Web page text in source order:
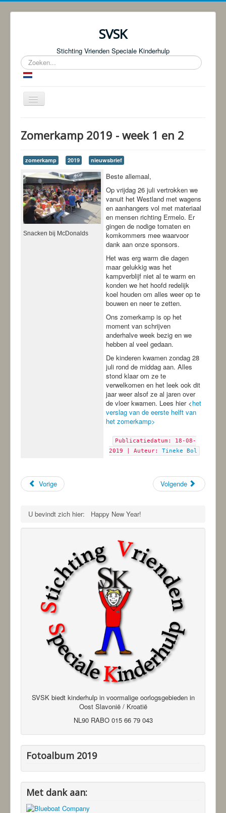
SVSK
Stichting Vrienden Speciale Kinderhulp
Zoeken...
Schakelen
navigatie
Over ons
Fotoboeken | Foto Knjige
Donaties
Bingo!
Projecten
-ANBI-
Zomerkamp 2019 - week 1 en 2
zomerkamp 2019 nieuwsbrief
Snacken bij McDonalds
Beste allemaal,
Op vrijdag 26 juli vertrokken we
vanuit het Westland met wagens
en aanhangers vol met materiaal
en mensen richting Ermelo. Er
gingen de nodige tomaten en
komkommers mee waarvoor
dank aan onze sponsors.
Het was erg warm die dagen
maar gelukkig was het
kampverblijf niet al te warm en
konden we het hoofd redelijk
koel houden om alles weer op te
bouwen en neer te zetten.
Ons zomerkamp is op het
moment van schrijven
anderhalve week bezig en we
hebben al veel gedaan.
De kinderen kwamen zondag 28
juli rond de middag aan. Alles
stond klaar om ze te
verwelkomen en het leek ook dit
jaar weer alsof ze al jaren over
de vloer kwamen. Lees hier <het
verslag van de eerste helft van
het zomerkamp>
Publicatiedatum: 18-08-
2019 | Auteur: Tineke Bol
Vorige Volgende
U bevindt zich hier: Happy New Year!
SVSK biedt kinderhulp in voormalige oorlogsgebieden in
Oost Slavonië / Kroatië
NL90 RABO 015 66 79 043
Fotoalbum 2019
Met dank aan: